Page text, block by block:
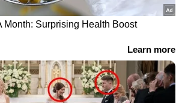
മിനിറ്റില്‍ റൂയിസിനെ ഫൗള്‍
കെയ്ന്‍ മഞ്ഞ കാര്‍ഡ്
സ്പാനിഷ് താരം ഡാനി
40-ാം മിനിറ്റില്‍ ഇംഗ്ലീഷ്